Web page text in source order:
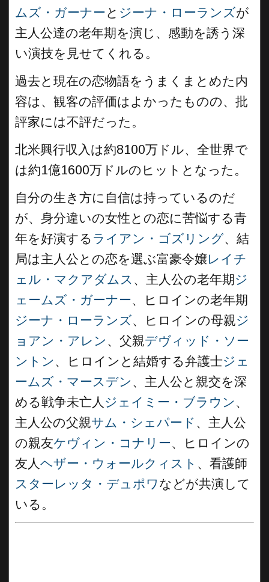
ムズ・ガーナーと ジーナ・ローランズが
主人公達の老年期を演じ、感動を誘う深
い演技を見せてくれる。
過去と現在の恋物語をうまくまとめた内
容は、観客の評価はよかったものの、批
評家には不評だった。
北米興行収入は約8100万ドル、全世界で
は約1億1600万ドルのヒットとなった。
自分の生き方に自信は持っているのだ
が、身分違いの女性との恋に苦悩する青
年を好演する ライアン・ゴズリング、結
局は主人公との恋を選ぶ富豪令嬢レイチ
ェル・マクアダムス 、主人公の老年期ジ
ェームズ・ガーナー、ヒロインの老年期
ジーナ・ローランズ、ヒロインの母親ジ
ョアン・アレン 、父親デヴィッド・ソー
ントン 、ヒロインと結婚する弁護士ジェ
ームズ・マースデン 、主人公と親交を深
める戦争未亡人 ジェイミー・ブラウン 、
主人公の父親サム・シェパード 、主人公
の親友ケヴィン・コナリー、ヒロインの
友人ヘザー・ウォールクィスト 、看護師
スターレッタ・デュポワ などが共演して
いる。